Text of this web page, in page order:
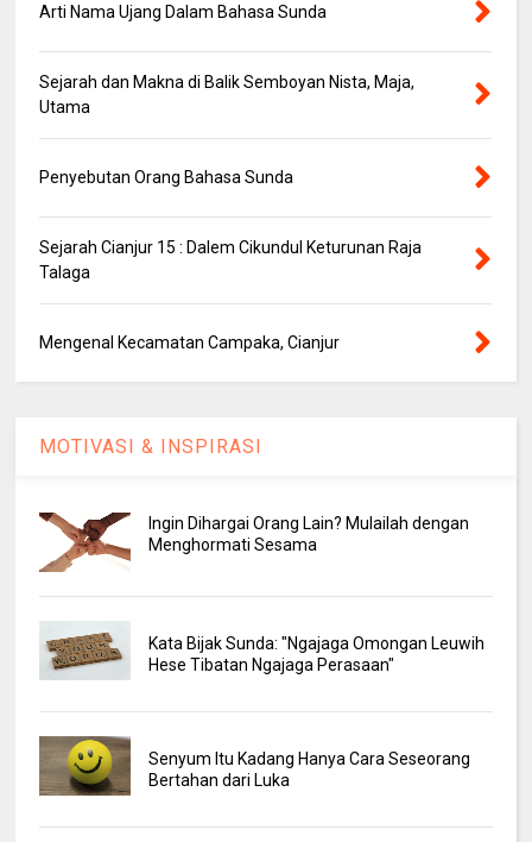
Arti Nama Ujang Dalam Bahasa Sunda
Sejarah dan Makna di Balik Semboyan Nista, Maja,
Utama
Penyebutan Orang Bahasa Sunda
Sejarah Cianjur 15 : Dalem Cikundul Keturunan Raja
Talaga
Mengenal Kecamatan Campaka, Cianjur
MOTIVASI & INSPIRASI
Ingin Dihargai Orang Lain? Mulailah dengan
Menghormati Sesama
Kata Bijak Sunda: "Ngajaga Omongan Leuwih
Hese Tibatan Ngajaga Perasaan"
Senyum Itu Kadang Hanya Cara Seseorang
Bertahan dari Luka